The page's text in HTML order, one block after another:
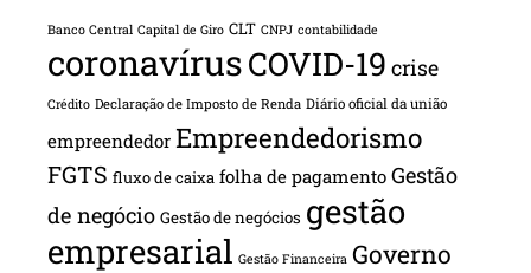
Banco Central Capital de Giro CLT CNPJ contabilidade
coronavírusCOVID-19 crise
Crédito Declaração de Imposto de Renda Diário oficial da união
empreendedor Empreendedorismo
FGTS fluxo de caixa folha de pagamento Gestão
de negócio Gestão de negócios gestão
empresarial Gestão Financeira Governo